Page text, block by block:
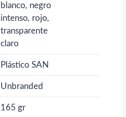
blanco, negro
intenso, rojo,
transparente
claro
Plástico SAN
Unbranded
165 gr